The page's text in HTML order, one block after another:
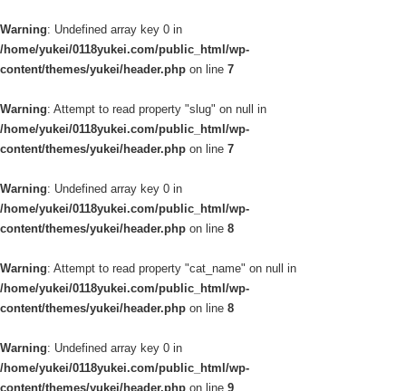
Warning: Undefined array key 0 in
/home/yukei/0118yukei.com/public_html/wp-
content/themes/yukei/header.php on line 7
Warning: Attempt to read property "slug" on null in
/home/yukei/0118yukei.com/public_html/wp-
content/themes/yukei/header.php on line 7
Warning: Undefined array key 0 in
/home/yukei/0118yukei.com/public_html/wp-
content/themes/yukei/header.php on line 8
Warning: Attempt to read property "cat_name" on null in
/home/yukei/0118yukei.com/public_html/wp-
content/themes/yukei/header.php on line 8
Warning: Undefined array key 0 in
/home/yukei/0118yukei.com/public_html/wp-
content/themes/yukei/header.php on line 9